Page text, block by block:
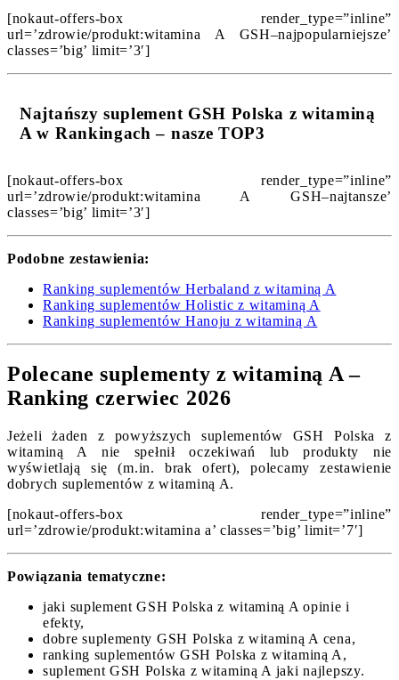
[nokaut-offers-box render_type=”inline”
url=’zdrowie/produkt:witamina A GSH–najpopularniejsze’
classes=’big’ limit=’3′]
Najtańszy suplement GSH Polska z witaminą
A w Rankingach – nasze TOP3
[nokaut-offers-box render_type=”inline”
url=’zdrowie/produkt:witamina A GSH–najtansze’
classes=’big’ limit=’3′]
Podobne zestawienia:
Ranking suplementów Herbaland z witaminą A
Ranking suplementów Holistic z witaminą A
Ranking suplementów Hanoju z witaminą A
Polecane suplementy z witaminą A –
Ranking czerwiec 2026
Jeżeli żaden z powyższych suplementów GSH Polska z
witaminą A nie spełnił oczekiwań lub produkty nie
wyświetlają się (m.in. brak ofert), polecamy zestawienie
dobrych suplementów z witaminą A.
[nokaut-offers-box render_type=”inline”
url=’zdrowie/produkt:witamina a’ classes=’big’ limit=’7′]
Powiązania tematyczne:
jaki suplement GSH Polska z witaminą A opinie i
efekty,
dobre suplementy GSH Polska z witaminą A cena,
ranking suplementów GSH Polska z witaminą A,
suplement GSH Polska z witaminą A jaki najlepszy.